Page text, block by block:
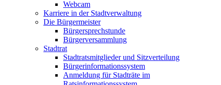
Webcam
Karriere in der Stadtverwaltung
Die Bürgermeister
Bürgersprechstunde
Bürgerversammlung
Stadtrat
Stadtratsmitglieder und Sitzverteilung
Bürgerinformationssystem
Anmeldung für Stadträte im